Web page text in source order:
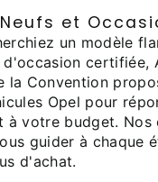
et
un modèle
certifiée,
la Convention
Opel pour
à votre budget. Nos
guider à chaque
d'achat.